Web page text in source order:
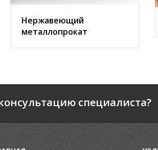
Нержавеющий
металлопрокат
специалиста?